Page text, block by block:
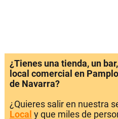
¿Tienes una tienda, un
local comercial en
de Navarra?
¿Quieres salir en nuestra
Local y que miles de